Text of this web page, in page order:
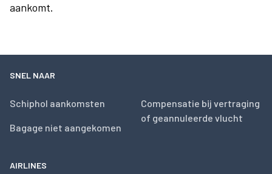
aankomt.
SNEL NAAR
Schiphol aankomsten
Bagage niet aangekomen
Compensatie bij vertraging
of geannuleerde vlucht
AIRLINES